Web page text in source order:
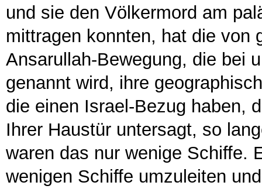
und sie den Völkermord am
mittragen konnten, hat die von
Ansarullah-Bewegung, die bei
genannt wird, ihre
die einen Israel-Bezug haben,
Ihrer Haustür untersagt, so
waren das nur wenige Schiffe.
wenigen Schiffe umzuleiten